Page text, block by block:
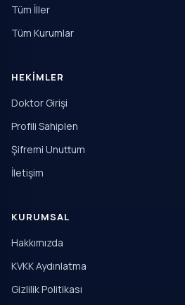
Tüm İller
Tüm Kurumlar
HEKIMLER
Doktor Girişi
Profili Sahiplen
Şifremi Unuttum
İletişim
KURUMSAL
Hakkımızda
KVKK Aydınlatma
Gizlilik Politikası